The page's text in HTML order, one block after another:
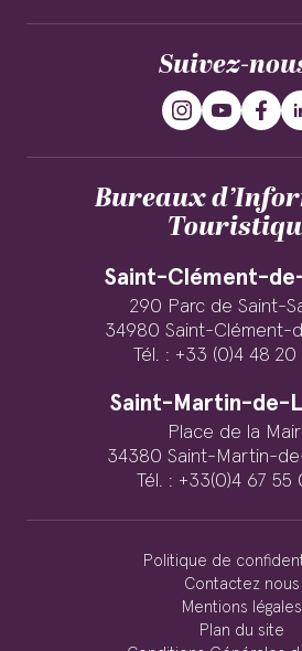
Suivez-
Bureaux
Saint-Clément-
290 Parc de Saint-
34980 Saint-Clément-
Tél. : +33 (0)4 48 20
Saint-Martin-de-
Place de la
34380 Saint-Martin-
Tél. : +33(0)4 67 55
Politique de
Contactez nous
Mentions légales
Plan du site